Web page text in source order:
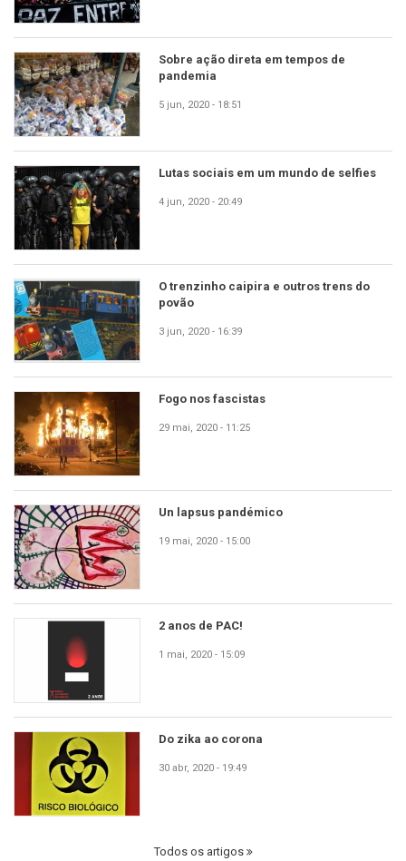
Sobre ação direta em tempos de
pandemia
5 jun, 2020 - 18:51
Lutas sociais em um mundo de selfies
4 jun, 2020 - 20:49
O trenzinho caipira e outros trens do
povão
3 jun, 2020 - 16:39
Fogo nos fascistas
29 mai, 2020 - 11:25
Un lapsus pandémico
19 mai, 2020 - 15:00
2 anos de PAC!
1 mai, 2020 - 15:09
Do zika ao corona
30 abr, 2020 - 19:49
Todos os artigos